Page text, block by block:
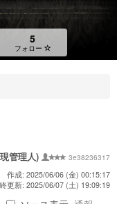
5
フォロー
管理人)
3e38236317
作成: 2025/06/06 (金) 00:15:17
更新: 2025/06/07 (土) 19:09:19